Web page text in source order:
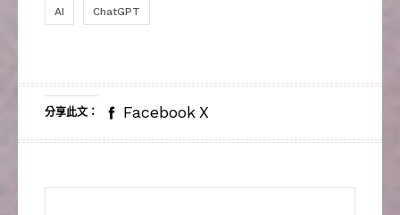
AI ChatGPT
分享此文： FacebookX